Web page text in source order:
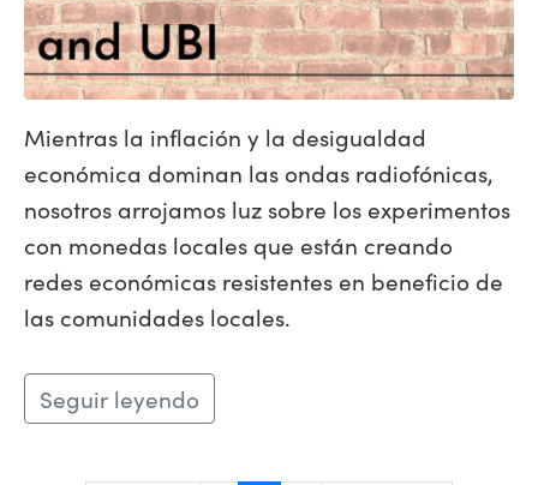
Mientras la inflación y la desigualdad
económica dominan las ondas radiofónicas,
nosotros arrojamos luz sobre los experimentos
con monedas locales que están creando
redes económicas resistentes en beneficio de
las comunidades locales.
Seguir leyendo